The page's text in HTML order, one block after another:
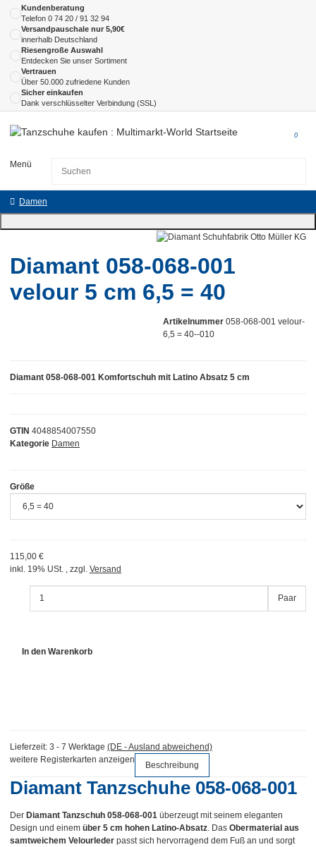
Kundenberatung
Telefon 0 74 20 / 91 32 94
Versandpauschale nur 5,90€
innerhalb Deutschland
Riesengroße Auswahl
Entdecken Sie unser Sortiment
Vertrauen
Über 50.000 zufriedene Kunden
Sicher einkaufen
Dank verschlüsselter Verbindung (SSL)
Menü
0
Damen
Diamant 058-068-001
velour 5 cm 6,5 = 40
Artikelnummer 058-068-001 velour-
6,5 = 40--010
GTIN 4048854007550
Kategorie Damen
Diamant 058-068-001 Komfortschuh mit Latino Absatz 5 cm
Größe
115,00 €
inkl. 19% USt. , zzgl. Versand
Paar
In den Warenkorb
Lieferzeit: 3 - 7 Werktage (DE - Ausland abweichend)
weitere Registerkarten anzeigen
Beschreibung
Diamant Tanzschuhe 058-068-001
Der Diamant Tanzschuh 058-068-001 überzeugt mit seinem eleganten
Design und einem über 5 cm hohen Latino-Absatz. Das Obermaterial aus
samtweichem Velourleder passt sich hervorragend dem Fuß an und sorgt